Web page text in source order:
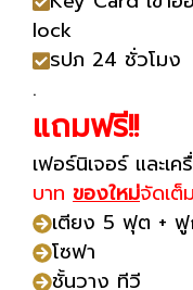
lock
รปภ 24 ชั่วโมง
.
แถมฟรี!!
เฟอร์นิเจอร์ และเ
บาท ของใหม่จัดเต็
เตียง 5 ฟุต +
โซฟา
ชั้นวาง ทีวี